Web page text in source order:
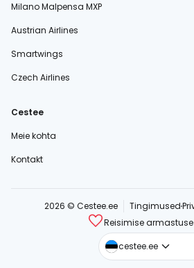
Milano Malpensa MXP
Austrian Airlines
Smartwings
Czech Airlines
Cestee
Meie kohta
Kontakt
2026 © Cestee.ee Tingimused
Reisimise
cestee.ee
cestee.com
cestee.sk